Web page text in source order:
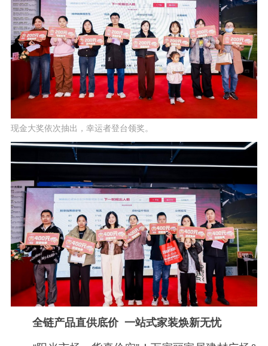
现金大奖依次抽出，幸运者登台领奖。
全链产品直供底价 一站式家装焕新无忧